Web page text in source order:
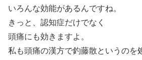
いろんな効能があるんですね。
きっと、認知症だけでなく
頭痛にも効きますよ。
私も頭痛の漢方で釣藤散というのを